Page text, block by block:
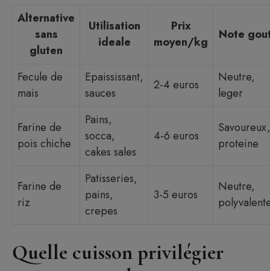
Alternative
sans
gluten
Utilisation
ideale
Prix
moyen/kg
Note
Fecule de
mais
Epaississant,
sauces
2-4 euros
Neutre,
leger
Farine de
pois chiche
Pains,
socca,
cakes sales
4-6 euros
Savoureux,
proteine
Farine de
riz
Patisseries,
pains,
crepes
3-5 euros
Neutre,
Quelle cuisson privilégier